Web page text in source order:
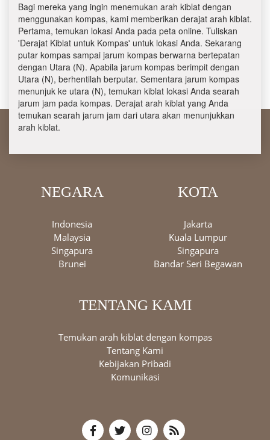
Bagi mereka yang ingin menemukan arah kiblat dengan
menggunakan kompas, kami memberikan derajat arah kiblat.
Pertama, temukan lokasi Anda pada peta online. Tuliskan
'Derajat Kiblat untuk Kompas' untuk lokasi Anda. Sekarang
putar kompas sampai jarum kompas berwarna bertepatan
dengan Utara (N). Apabila jarum kompas berimpit dengan
Utara (N), berhentilah berputar. Sementara jarum kompas
menunjuk ke utara (N), temukan kiblat lokasi Anda searah
jarum jam pada kompas. Derajat arah kiblat yang Anda
temukan searah jarum jam dari utara akan menunjukkan
arah kiblat.
NEGARA
Indonesia
Malaysia
Singapura
Brunei
KOTA
Jakarta
Kuala Lumpur
Singapura
Bandar Seri Begawan
TENTANG KAMI
Temukan arah kiblat dengan kompas
Tentang Kami
Kebijakan Pribadi
Komunikasi